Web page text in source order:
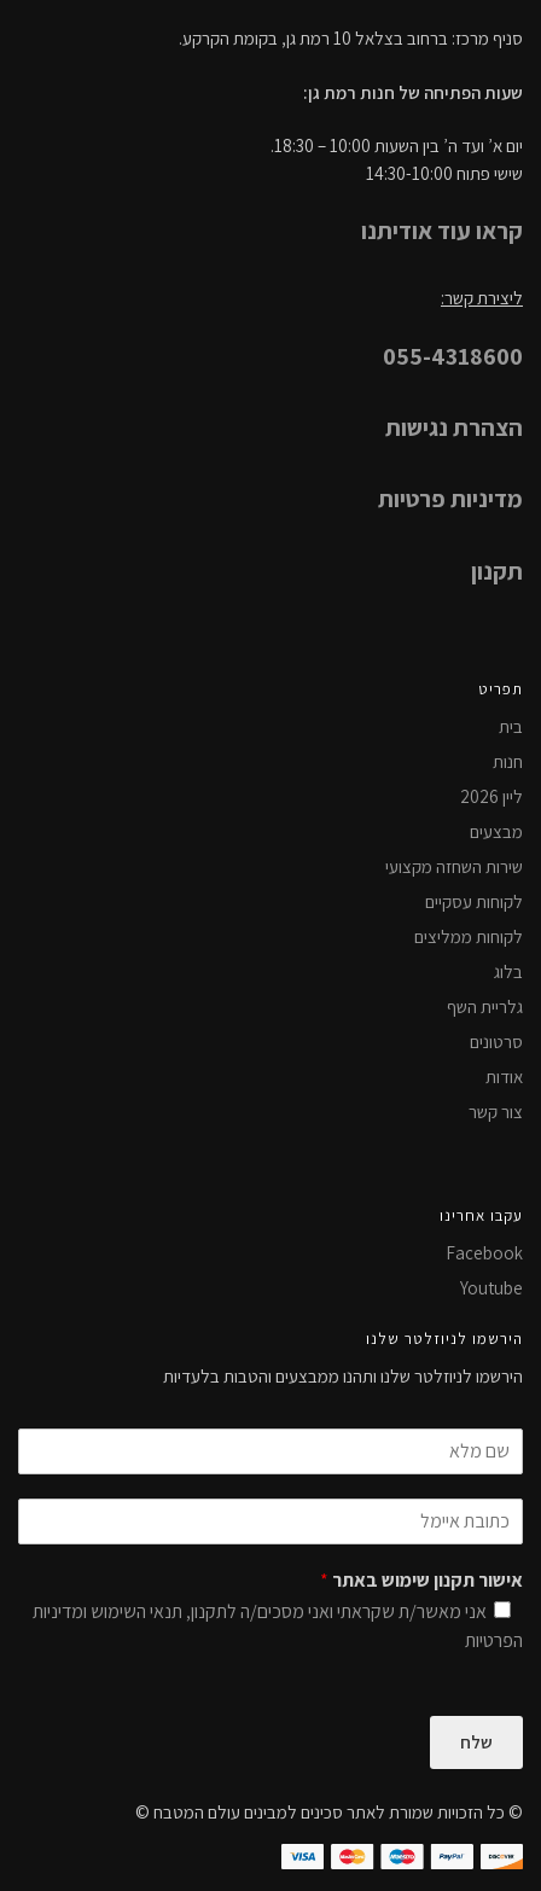
סניף מרכז: ברחוב בצלאל 10 רמת גן, בקומת הקרקע.
שעות הפתיחה של חנות רמת גן:
יום א’ ועד ה’ בין השעות 10:00 – 18:30.
שישי פתוח 14:30-10:00
קראו עוד אודיתנו
ליצירת קשר:
055-4318600
הצהרת נגישות
מדיניות פרטיות
תקנון
תפריט
בית
חנות
ליין 2026
מבצעים
שירות השחזה מקצועי
לקוחות עסקיים
לקוחות ממליצים
בלוג
גלריית השף
סרטונים
אודות
צור קשר
עקבו אחרינו
Facebook
Youtube
הירשמו לניוזלטר שלנו
הירשמו לניוזלטר שלנו ותהנו ממבצעים והטבות בלעדיות
אישור תקנון שימוש באתר *
אני מאשר/ת שקראתי ואני מסכים/ה לתקנון, תנאי השימוש ומדיניות
הפרטיות
שלח
© כל הזכויות שמורת לאתר סכינים למבינים עולם המטבח ©